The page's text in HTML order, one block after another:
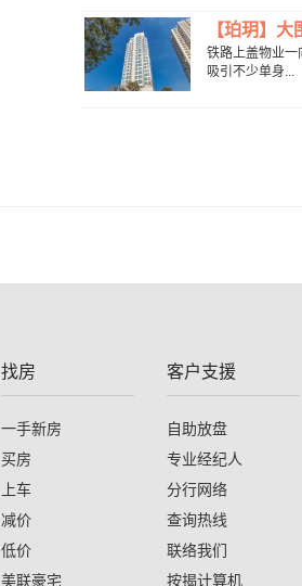
【珀玥】
铁路上盖物业一
吸引不少单身...
找房
一手新房
买房
上车
减价
低价
美联豪宅
客户支援
自助放盘
专业经纪人
分行网络
查询热线
联络我们
按揭计算机